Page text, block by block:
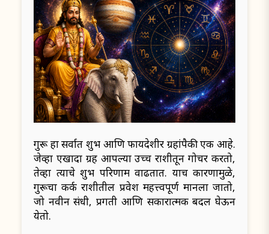
गुरू हा सर्वात शुभ आणि फायदेशीर ग्रहांपैकी एक आहे.
जेव्हा एखादा ग्रह आपल्या उच्च राशीतून गोचर करतो,
तेव्हा त्याचे शुभ परिणाम वाढतात. याच कारणामुळे,
गुरूचा कर्क राशीतील प्रवेश महत्त्वपूर्ण मानला जातो,
जो नवीन संधी, प्रगती आणि सकारात्मक बदल घेऊन
येतो.